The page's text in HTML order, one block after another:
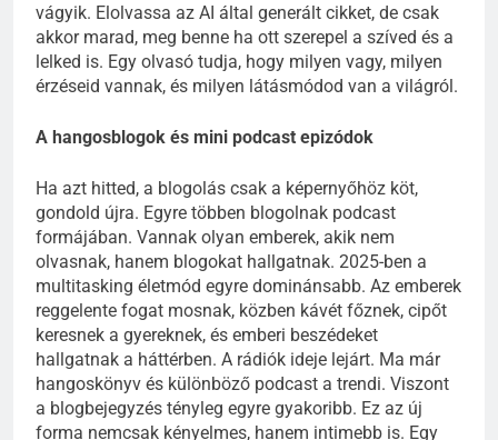
vágyik. Elolvassa az AI által generált cikket, de csak
akkor marad, meg benne ha ott szerepel a szíved és a
lelked is. Egy olvasó tudja, hogy milyen vagy, milyen
érzéseid vannak, és milyen látásmódod van a világról.
A hangosblogok és mini podcast epizódok
Ha azt hitted, a blogolás csak a képernyőhöz köt,
gondold újra. Egyre többen blogolnak podcast
formájában. Vannak olyan emberek, akik nem
olvasnak, hanem blogokat hallgatnak. 2025-ben a
multitasking életmód egyre dominánsabb. Az emberek
reggelente fogat mosnak, közben kávét főznek, cipőt
keresnek a gyereknek, és emberi beszédeket
hallgatnak a háttérben. A rádiók ideje lejárt. Ma már
hangoskönyv és különböző podcast a trendi. Viszont
a blogbejegyzés tényleg egyre gyakoribb. Ez az új
forma nemcsak kényelmes, hanem intimebb is. Egy